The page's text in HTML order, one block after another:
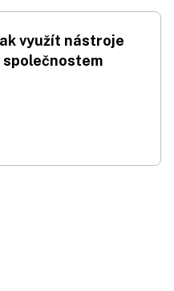
využít nástroje